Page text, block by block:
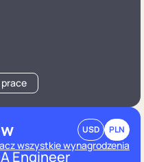
USD PLN
wszystkie wynagrodzenia
Engineer